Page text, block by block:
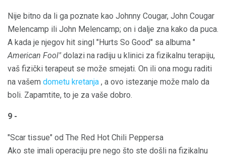
Nije bitno da li ga poznate kao Johnny Cougar, John Cougar
Melencamp ili John Melencamp; on i dalje zna kako da puca.
A kada je njegov hit singl "Hurts So Good" sa albuma "
American Fool"dolazi na radiju u klinici za fizikalnu terapiju,
vaš fizički terapeut se može smejati. On ili ona mogu raditi
na vašem dometu kretanja , a ovo istezanje može malo da
boli. Zapamtite, to je za vaše dobro.
9 -
"Scar tissue" od The Red Hot Chili Peppersa
Ako ste imali operaciju pre nego što ste došli na fizikalnu